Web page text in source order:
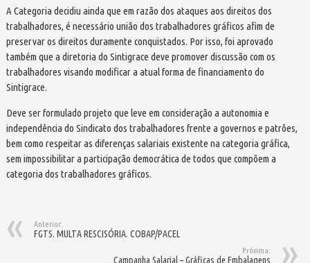
A Categoria decidiu ainda que em razão dos ataques aos direitos dos
trabalhadores, é necessário união dos trabalhadores gráficos afim de
preservar os direitos duramente conquistados. Por isso, foi aprovado
também que a diretoria do Sintigrace deve promover discussão com os
trabalhadores visando modificar a atual forma de financiamento do
Sintigrace.
Deve ser formulado projeto que leve em consideração a autonomia e
independência do Sindicato dos trabalhadores frente a governos e patrões,
bem como respeitar as diferenças salariais existente na categoria gráfica,
sem impossibilitar a participação democrática de todos que compõem a
categoria dos trabalhadores gráficos.
Anterior:
FGTS. MULTA RESCISÓRIA. COBAP/PACEL
Próxima:
Campanha Salarial – Gráficas de Embalagens